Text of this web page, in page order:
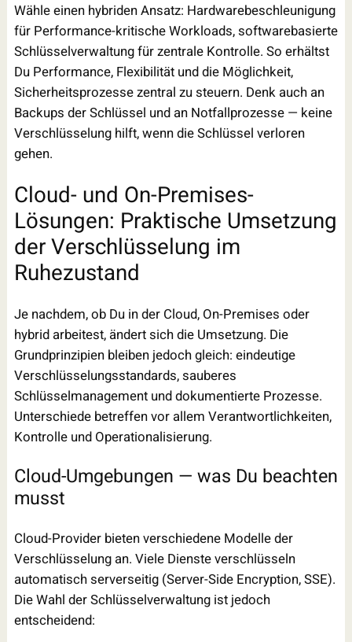
Wähle einen hybriden Ansatz: Hardwarebeschleunigung
für Performance-kritische Workloads, softwarebasierte
Schlüsselverwaltung für zentrale Kontrolle. So erhältst
Du Performance, Flexibilität und die Möglichkeit,
Sicherheitsprozesse zentral zu steuern. Denk auch an
Backups der Schlüssel und an Notfallprozesse — keine
Verschlüsselung hilft, wenn die Schlüssel verloren
gehen.
Cloud- und On-Premises-
Lösungen: Praktische Umsetzung
der Verschlüsselung im
Ruhezustand
Je nachdem, ob Du in der Cloud, On-Premises oder
hybrid arbeitest, ändert sich die Umsetzung. Die
Grundprinzipien bleiben jedoch gleich: eindeutige
Verschlüsselungsstandards, sauberes
Schlüsselmanagement und dokumentierte Prozesse.
Unterschiede betreffen vor allem Verantwortlichkeiten,
Kontrolle und Operationalisierung.
Cloud-Umgebungen — was Du beachten
musst
Cloud-Provider bieten verschiedene Modelle der
Verschlüsselung an. Viele Dienste verschlüsseln
automatisch serverseitig (Server-Side Encryption, SSE).
Die Wahl der Schlüsselverwaltung ist jedoch
entscheidend: